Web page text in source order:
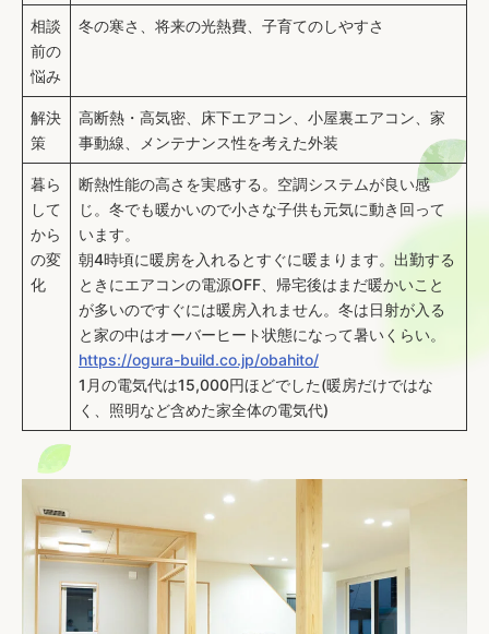
相談
前の
悩み
冬の寒さ、将来の光熱費、子育てのしやすさ
解決
策
高断熱・高気密、床下エアコン、小屋裏エアコン、家
事動線、メンテナンス性を考えた外装
暮ら
して
から
の変
化
断熱性能の高さを実感する。空調システムが良い感
じ。冬でも暖かいので小さな子供も元気に動き回って
います。
朝4時頃に暖房を入れるとすぐに暖まります。出勤する
ときにエアコンの電源OFF、帰宅後はまだ暖かいこと
が多いのですぐには暖房入れません。冬は日射が入る
と家の中はオーバーヒート状態になって暑いくらい。
https://ogura-build.co.jp/obahito/
1月の電気代は15,000円ほどでした(暖房だけではな
く、照明など含めた家全体の電気代)